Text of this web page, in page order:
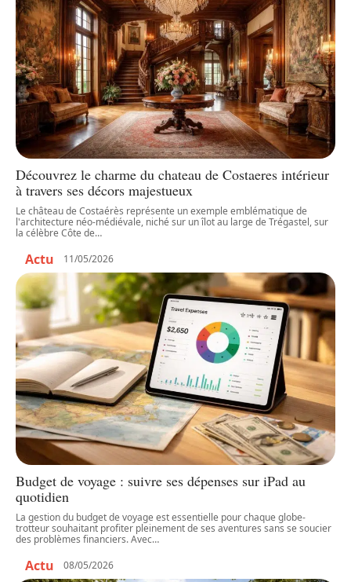
Découvrez le charme du chateau de Costaeres intérieur
à travers ses décors majestueux
Le château de Costaérès représente un exemple emblématique de
l'architecture néo-médiévale, niché sur un îlot au large de Trégastel, sur
la célèbre Côte de…
Actu 11/05/2026
Budget de voyage : suivre ses dépenses sur iPad au
quotidien
La gestion du budget de voyage est essentielle pour chaque globe-
trotteur souhaitant profiter pleinement de ses aventures sans se soucier
des problèmes financiers. Avec…
Actu 08/05/2026